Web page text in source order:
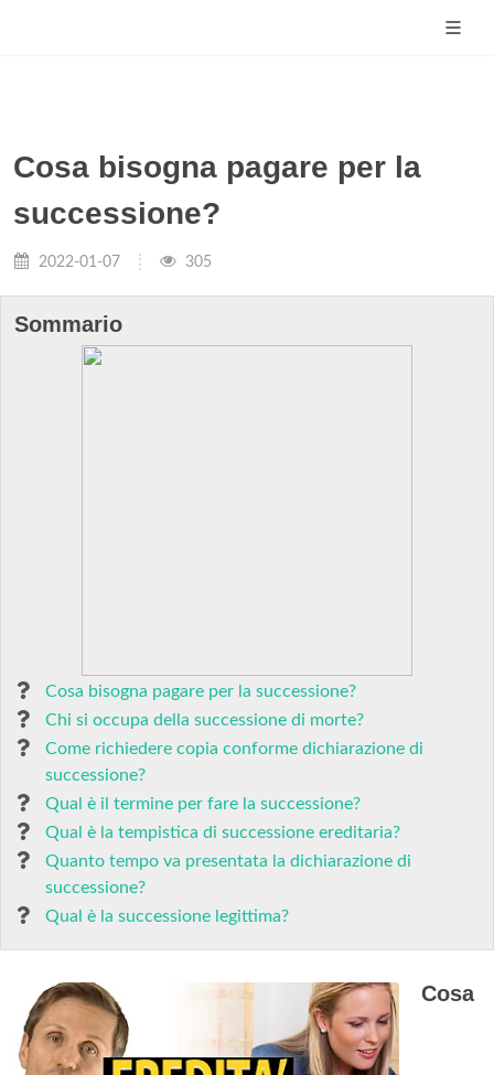
Cosa bisogna pagare per la
successione?
2022-01-07 305
Sommario
Cosa bisogna pagare per la successione?
Chi si occupa della successione di morte?
Come richiedere copia conforme dichiarazione di
successione?
Qual è il termine per fare la successione?
Qual è la tempistica di successione ereditaria?
Quanto tempo va presentata la dichiarazione di
successione?
Qual è la successione legittima?
Cosa